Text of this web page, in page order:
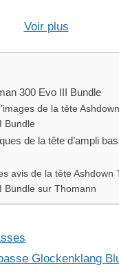
Voir plus
300 Evo III Bundle
de la tête
Bundle
de la tête d’ampli
avis de la tête Ashdown
Bundle sur Thomann
Glockenklang